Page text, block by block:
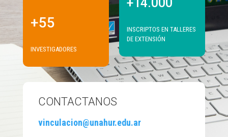
+55
INVESTIGADORES
INSCRIPTOS EN TALLERES
DE EXTENSIÓN
CONTACTANOS
vinculacion@unahur.edu.ar